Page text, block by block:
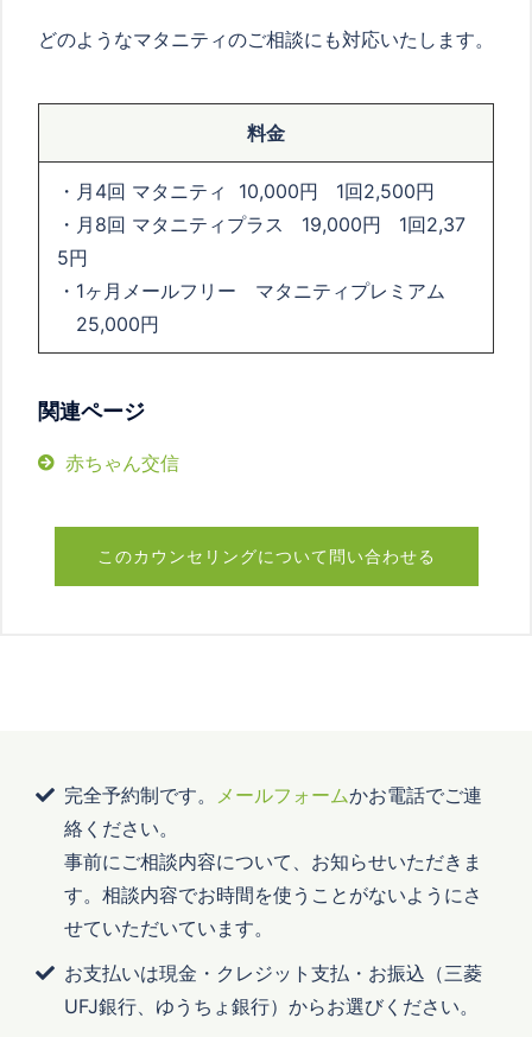
どのようなマタニティのご相談にも対応いたします。
料金
・月 4回 マタニティ 10,000円 1回2,500円
・月 8回 マタニティプラス 19,000円 1回2,37
5円
・1ヶ月メールフリー マタニティプレミアム
25,000円
関連ページ
赤ちゃん交信
このカウンセリングについて問い合わせる
完全予約制です。 メールフォームかお電話でご連
絡ください。
事前にご相談内容について、お知らせいただきま
す。相談内容でお時間を使うことがないようにさ
せていただいています。
お支払いは現金・クレジット支払・お振込（三菱
UFJ銀行、ゆうちょ銀行）からお選びください。